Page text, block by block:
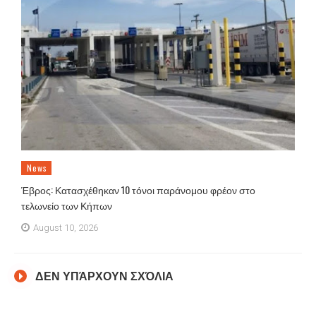
News
Έβρος: Κατασχέθηκαν 10 τόνοι παράνομου φρέον στο
τελωνείο των Κήπων
August 10, 2026
ΔΕΝ ΥΠΆΡΧΟΥΝ ΣΧΌΛΙΑ